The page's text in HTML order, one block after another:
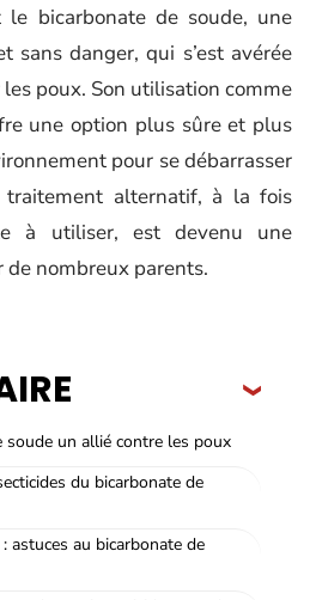
le bicarbonate de soude, une
sans danger, qui s’est avérée
poux. Son utilisation comme
une option plus sûre et plus
pour se débarrasser
traitement alternatif, à la fois
à utiliser, est devenu une
nombreux parents.
soude un allié contre les poux
du bicarbonate de
astuces au bicarbonate de